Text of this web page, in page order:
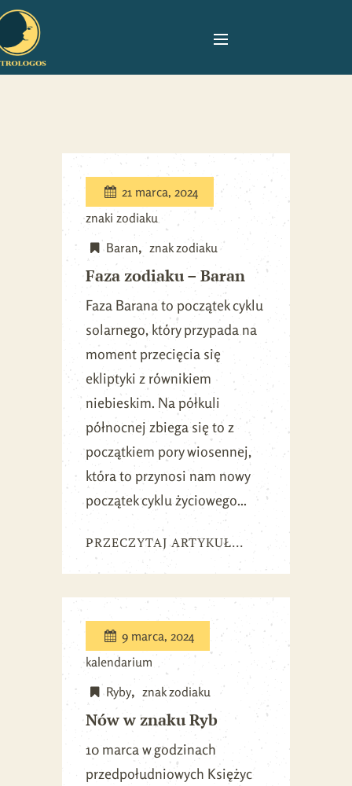
21 marca, 2024
znaki zodiaku
Baran
znak zodiaku
Faza zodiaku – Baran
Faza Barana to początek cyklu
solarnego, który przypada na
moment przecięcia się
ekliptyki z równikiem
niebieskim. Na półkuli
północnej zbiega się to z
początkiem pory wiosennej,
która to przynosi nam nowy
początek cyklu życiowego...
PRZECZYTAJ ARTYKUŁ...
9 marca, 2024
kalendarium
Ryby
znak zodiaku
Nów w znaku Ryb
10 marca w godzinach
przedpołudniowych Księżyc